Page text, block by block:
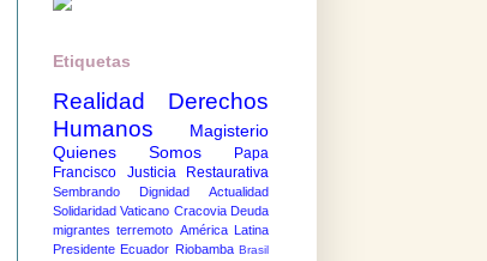
Etiquetas
Realidad
Derechos
Humanos
Magisterio
Quienes Somos
Papa
Francisco
Justicia Restaurativa
Sembrando Dignidad
Actualidad
Solidaridad Vaticano Cracovia Deuda
migrantes terremoto América Latina
Presidente Ecuador Riobamba Brasil